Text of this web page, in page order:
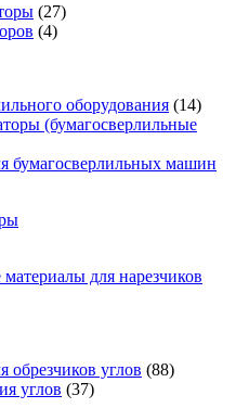
(27)
(4)
оборудования (14)
(бумагосверлильные
бумагосверлильных машин
для нарезчиков
обрезчиков углов (88)
углов (37)